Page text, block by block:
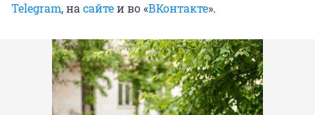
Telegram, насайтеи во «ВКонтакте».